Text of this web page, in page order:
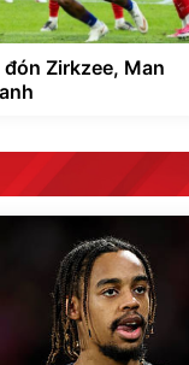
Zirkzee, Man